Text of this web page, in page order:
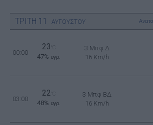
ΤΡΙΤΗ 11 ΑΥΓΟΥΣΤΟΥ
00:00
23
47% υγρ.
3 Μπφ Δ
16 Km/h
03:00
22
48% υγρ.
3 Μπφ ΒΔ
16 Km/h